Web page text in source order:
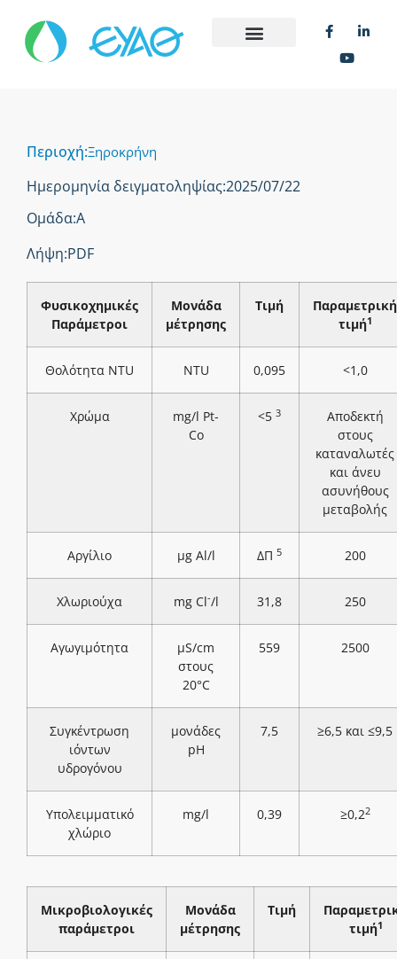
Περιοχή:Ξηροκρήνη
Ημερομηνία δειγματοληψίας:2025/07/22
Ομάδα:Α
Λήψη:PDF
Φυσικοχημικές
Παράμετροι
Μονάδα
μέτρησης
Τιμή
Παραμετρική
τιμή1
Θολότητα NTU NTU 0,095 <1,0
Χρώμα
mg/l Pt-
Co
<5 3
Αποδεκτή
στους
καταναλωτές
και άνευ
ασυνήθους
μεταβολής
Αργίλιο μg Al/l ΔΠ 5 200
Χλωριούχα mg Cl-/l 31,8 250
Αγωγιμότητα
μS/cm
στους
20°C
559 2500
Συγκέντρωση
ιόντων
υδρογόνου
μονάδες
pH
7,5 ≥6,5 και ≤9,5
Υπολειμματικό
χλώριο
mg/l 0,39 ≥0,22
Μικροβιολογικές
παράμετροι
Μονάδα
μέτρησης
Τιμή
τιμή1